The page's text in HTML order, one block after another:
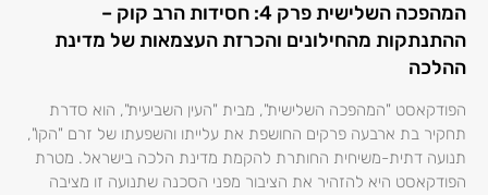
המהפכה השלישית פרק 4: חסידות הרב קוק –
ההתנתקות מהחילונים והכרזת העצמאות של מדינת
ההלכה
הפודקאסט "המהפכה השלישית", מבית "העין השביעית", הוא סדרת
תחקיר בת ארבעה פרקים החושפת את עלייתו והשפעתו של זרם "הקו",
תנועה דתית-משיחית החותרת להקמת מדינת הלכה בישראל. מטרת
הפודקאסט היא להזהיר את הציבור מפני הסכנה שתנועה זו מציבה